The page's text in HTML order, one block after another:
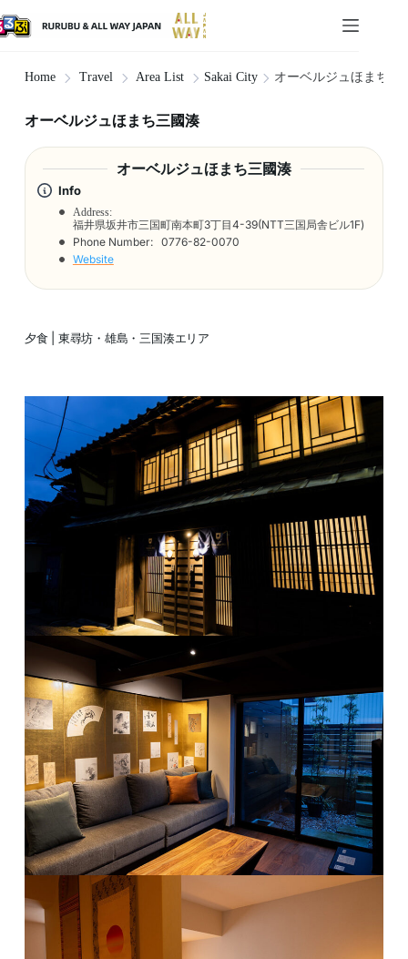
Home Travel Area List Sakai City オーベルジュほまち三
オーベルジュほまち三國湊
オーベルジュほまち三國湊
Info
Address:
福井県坂井市三国町南本町3丁目4-39(NTT三国局舎ビル1F)
Phone Number: 0776-82-0070
Website
夕食 | 東尋坊・雄島・三国湊エリア